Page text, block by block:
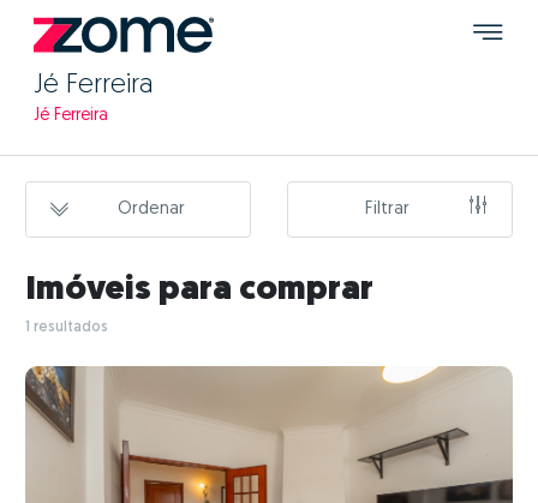
Jé Ferreira
Jé Ferreira
Ordenar Filtrar
Imóveis para comprar
1 resultados